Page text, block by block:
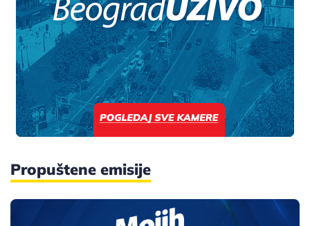
Propuštene emisije